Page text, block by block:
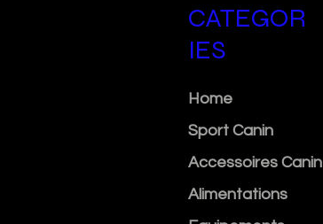
CATEGOR
IES
Home
Sport Canin
Accessoires Canin
Alimentations